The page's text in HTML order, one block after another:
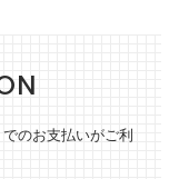
のお支払いがご利